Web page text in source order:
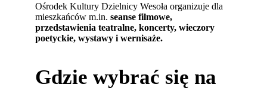
Ośrodek Kultury Dzielnicy Wesoła organizuje dla
mieszkańców m.in. seanse filmowe,
przedstawienia teatralne, koncerty, wieczory
poetyckie, wystawy i wernisaże.
Gdzie wybrać się na